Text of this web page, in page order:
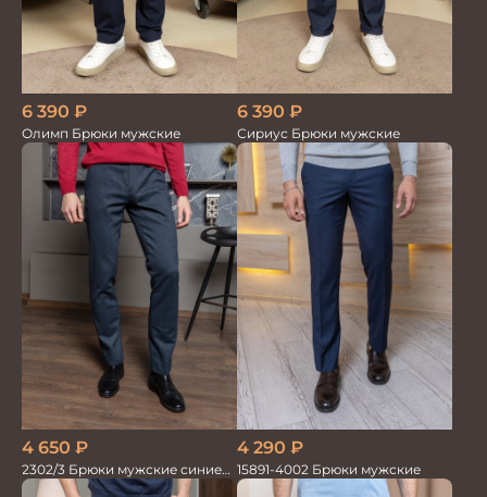
6 390 ₽
Олимп Брюки мужские
6 390 ₽
Сириус Брюки мужские
4 650 ₽
2302/3 Брюки мужские синие
диагональ
4 290 ₽
15891-4002 Брюки мужские